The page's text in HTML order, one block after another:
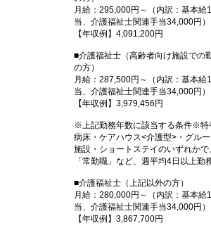
月給：295,000円～（内訳：基本
当、介護福祉士関連手当34,000円）
【年収例】4,091,200円
■介護福祉士（高齢者向け施設での
の方）
月給：287,500円～（内訳：基本
当、介護福祉士関連手当34,000円）
【年収例】3,979,456円
※上記勤務年数に該当する条件※特
病床・ケアハウス<介護型>・グル
施設・ショートステイのいずれか
「常勤職」など、週平均4日以上勤
■介護福祉士（上記以外の方）
月給：280,000円～（内訳：基本
当、介護福祉士関連手当34,000円）
【年収例】3,867,700円